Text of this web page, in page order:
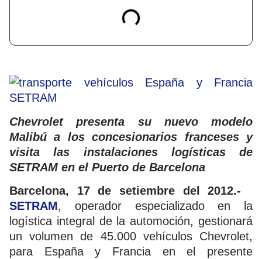
Chevrolet presenta su nuevo modelo
Malibú a los concesionarios franceses y
visita las instalaciones logísticas de
SETRAM en el Puerto de Barcelona
Barcelona, 17 de setiembre del 2012.-
SETRAM, operador especializado en la
logística integral de la automoción, gestionará
un volumen de 45.000 vehículos Chevrolet,
para España y Francia en el presente